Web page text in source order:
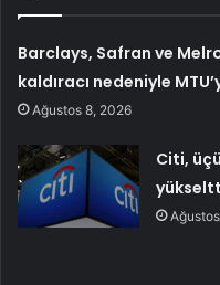
Barclays, Safran ve
kaldıracı nedeniyle
Ağustos 8, 2026
Citi,